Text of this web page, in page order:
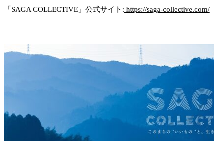
「SAGA COLLECTIVE」公式サイト: https://saga-collective.com/